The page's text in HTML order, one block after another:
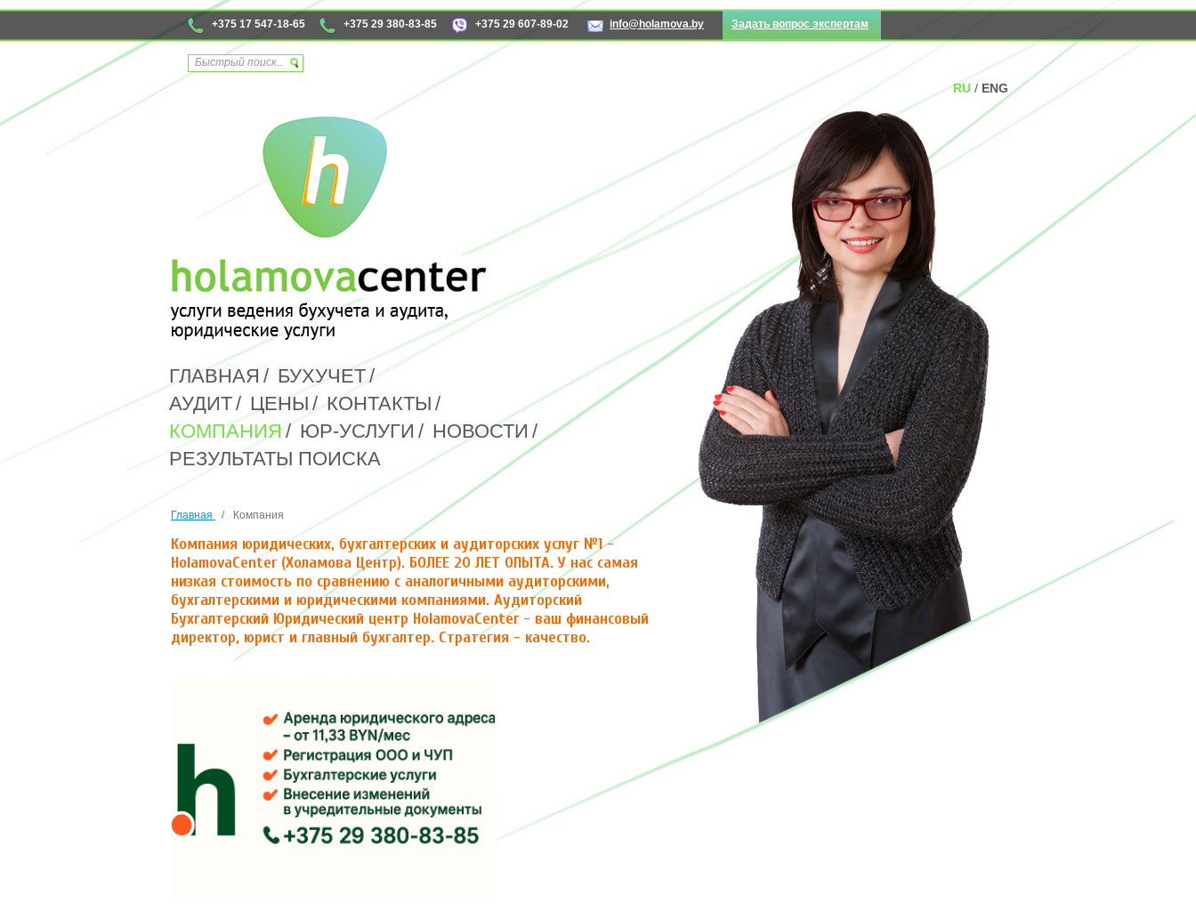
+375 17 547-18-65 +375 29 380-83-85 +375 29 607-89-02 info@holamova.by Задать вопрос экспертам
RU / ENG
ГЛАВНАЯ / /
БУХУЧЕТ
/
АУДИТ /
ЦЕНЫ /
КОНТАКТЫ
/
КОМПАНИЯ /
ЮР-УСЛУГИ /
НОВОСТИ
РЕЗУЛЬТАТЫ ПОИСКА
Главная / Компания
Компания юридических, бухгалтерских и аудиторских услуг №1 -
HolamovaCenter (Холамова Центр). БОЛЕЕ 20 ЛЕТ ОПЫТА. У нас самая
низкая стоимость по сравнению с аналогичными аудиторскими,
бухгалтерскими и юридическими компаниями. Аудиторский
Бухгалтерский Юридический центр HolamovaCenter - ваш финансовый
директор, юрист и главный бухгалтер. Стратегия - качество.